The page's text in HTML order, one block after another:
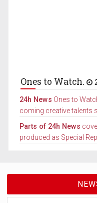
Ones to Watch.
24h News Ones to
coming creative talents
Parts of 24h News
produced as Special